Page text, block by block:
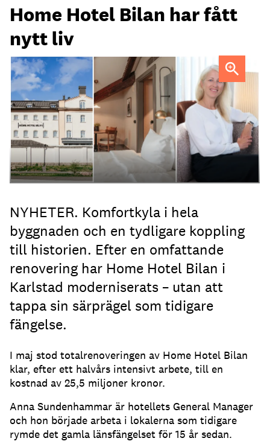
Home Hotel Bilan har fått
nytt liv
Anna Sundenhammar, General Manager på Home Hotel
Bilan.
NYHETER. Komfortkyla i hela
byggnaden och en tydligare koppling
till historien. Efter en omfattande
renovering har Home Hotel Bilan i
Karlstad moderniserats – utan att
tappa sin särprägel som tidigare
fängelse.
I maj stod totalrenoveringen av Home Hotel Bilan
klar, efter ett halvårs intensivt arbete, till en
kostnad av 25,5 miljoner kronor.
Anna Sundenhammar är hotellets General Manager
och hon började arbeta i lokalerna som tidigare
rymde det gamla länsfängelset för 15 år sedan.